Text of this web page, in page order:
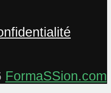
FormaSSion.com